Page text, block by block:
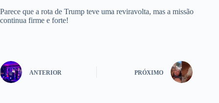
Parece que a rota de Trump teve uma reviravolta, mas a missão
continua firme e forte!
ANTERIOR PRÓXIMO